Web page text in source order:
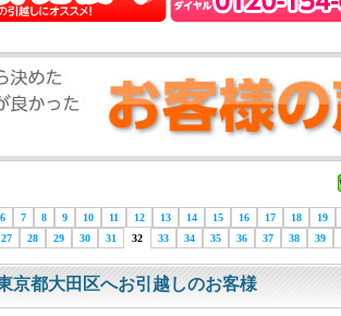
6 7 8 9 10 11 12 13 14 15 16 17 18 19
27 28 29 30 31 32 33 34 35 36 37 38 39
京都大田区へお引越しのお客様